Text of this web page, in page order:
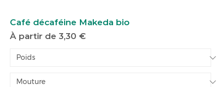
Café décaféine Makeda bio
À partir de 3,30 €
Prix promotionnel